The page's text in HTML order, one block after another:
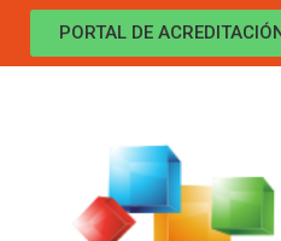
PORTAL DE